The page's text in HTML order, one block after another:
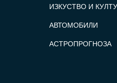
ИЗКУСТВО И
АВТОМОБИЛИ
АСТРОПРОГНОЗА